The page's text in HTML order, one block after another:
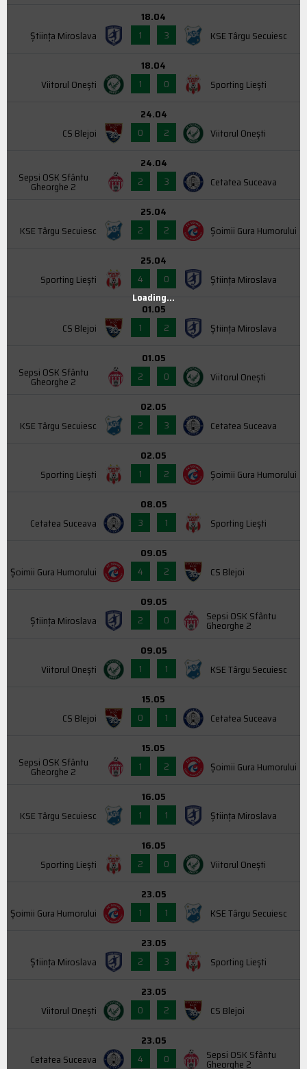
Știința Miroslava
18.04
1
3 KSE Târgu Secuiesc
Viitorul Onești
18.04
1
0 Sporting Liești
CS Blejoi
24.04
0
2 Viitorul Onești
Sepsi OSK Sfântu
Gheorghe 2
24.04
2
3 Cetatea Suceava
KSE Târgu Secuiesc
25.04
2
2 Şoimii Gura Humorului
Sporting Liești
25.04
4
0 Știința Miroslava
CS Blejoi
01.05
1
2 Știința Miroslava
Sepsi OSK Sfântu
Gheorghe 2
01.05
2
0 Viitorul Onești
KSE Târgu Secuiesc
02.05
2
3 Cetatea Suceava
Sporting Liești
02.05
1
2 Şoimii Gura Humorului
Cetatea Suceava
08.05
3
1 Sporting Liești
Şoimii Gura Humorului
09.05
4
2 CS Blejoi
Știința Miroslava
09.05
2
0 Sepsi OSK Sfântu
Gheorghe 2
Viitorul Onești
09.05
1
1 KSE Târgu Secuiesc
CS Blejoi
15.05
0
1 Cetatea Suceava
Sepsi OSK Sfântu
Gheorghe 2
15.05
1
2 Şoimii Gura Humorului
KSE Târgu Secuiesc
16.05
1
1 Știința Miroslava
Sporting Liești
16.05
2
0 Viitorul Onești
Şoimii Gura Humorului
23.05
1
1 KSE Târgu Secuiesc
Știința Miroslava
23.05
2
3 Sporting Liești
Viitorul Onești
23.05
0
2 CS Blejoi
Cetatea Suceava
23.05
4
0 Sepsi OSK Sfântu
Gheorghe 2
Loading...